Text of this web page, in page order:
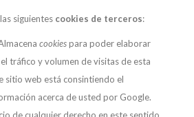
siguientes cookies de terceros:
cookiespara poder elaborar
tráfico y volumen de visitas de esta
sitio web está consintiendo el
acerca de usted por Google.